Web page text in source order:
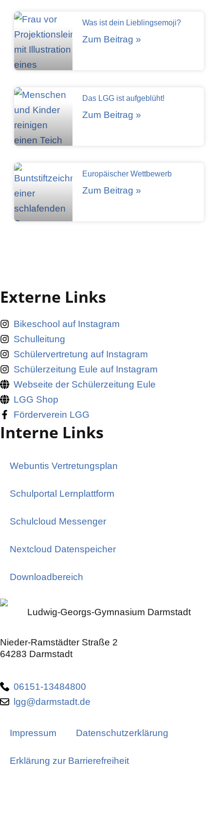
Was ist dein Lieblingsemoji?
Zum Beitrag »
Das LGG ist aufgeblüht!
Zum Beitrag »
Europäischer Wettbewerb
Zum Beitrag »
Ludwig-Georgs-Gymnasium Darmstadt
Nieder-Ramstädter Straße 2
64283 Darmstadt
06151-13484800
lgg@darmstadt.de
Impressum Datenschutzerklärung
Erklärung zur Barrierefreiheit
Interne Links
Webuntis Vertretungsplan
Schulportal Lernplattform
Schulcloud Messenger
Nextcloud Datenspeicher
Downloadbereich
Externe Links
Bikeschool auf Instagram
Schulleitung
Schülervertretung auf Instagram
Schülerzeitung Eule auf Instagram
Webseite der Schülerzeitung Eule
LGG Shop
Förderverein LGG